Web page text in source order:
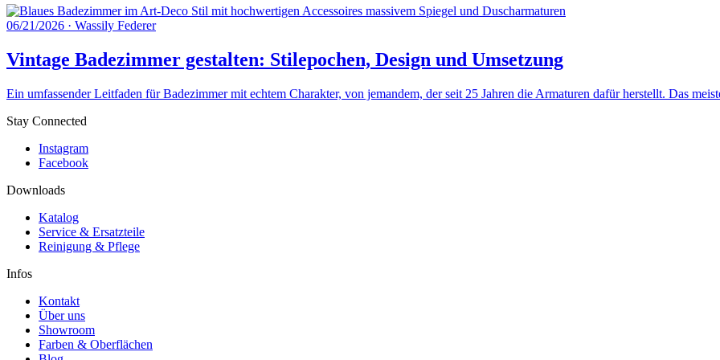
06/21/2026 · Wassily Federer
Vintage Badezimmer gestalten: Stilepochen, Design und Umsetzung
Ein umfassender Leitfaden für Badezimmer mit echtem Charakter, von jemandem, der seit 25 Jahren die Armaturen dafür herstellt. Das
Stay Connected
Instagram
Facebook
Downloads
Katalog
Service & Ersatzteile
Reinigung & Pflege
Infos
Kontakt
Über uns
Showroom
Farben & Oberflächen